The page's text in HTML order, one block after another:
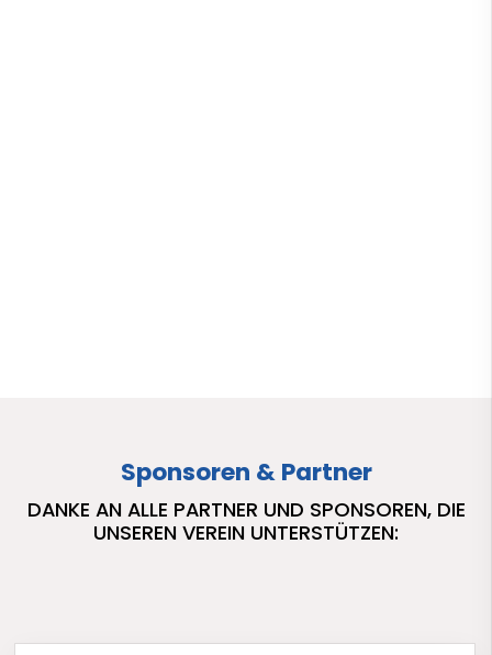
Sponsoren & Partner
DANKE AN ALLE PARTNER UND SPONSOREN, DIE
UNSEREN VEREIN UNTERSTÜTZEN: